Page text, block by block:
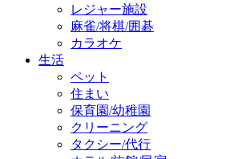
レジャー施設
麻雀/将棋/囲碁
カラオケ
生活
ペット
住まい
保育園/幼稚園
クリーニング
タクシー/代行